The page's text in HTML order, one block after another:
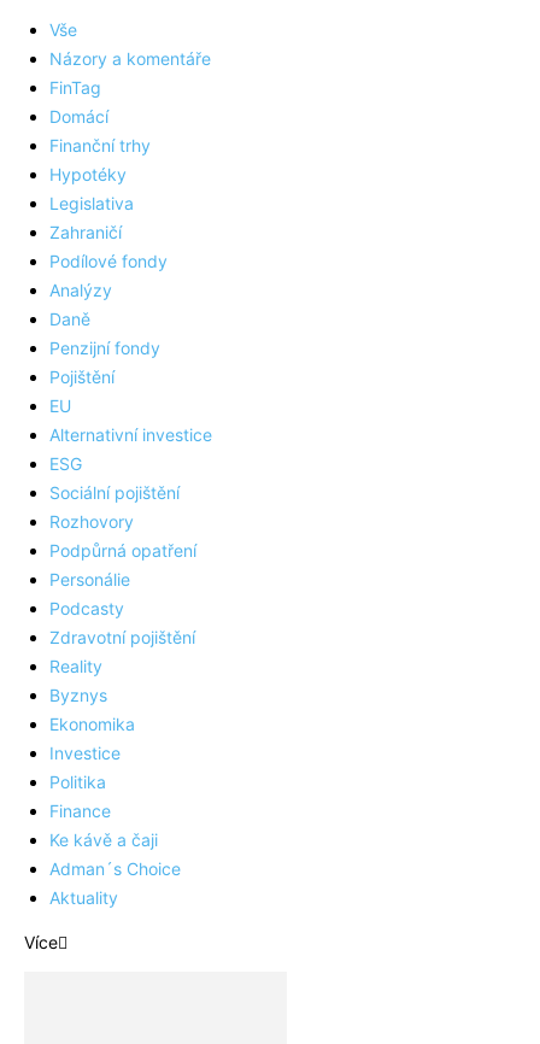
Vše
Názory a komentáře
FinTag
Domácí
Finanční trhy
Hypotéky
Legislativa
Zahraničí
Podílové fondy
Analýzy
Daně
Penzijní fondy
Pojištění
EU
Alternativní investice
ESG
Sociální pojištění
Rozhovory
Podpůrná opatření
Personálie
Podcasty
Zdravotní pojištění
Reality
Byznys
Ekonomika
Investice
Politika
Finance
Ke kávě a čaji
Adman´s Choice
Aktuality
Více